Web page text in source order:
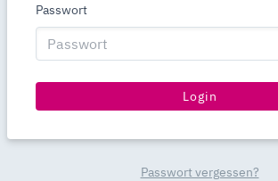
Passwort
Login
Passwort vergessen?